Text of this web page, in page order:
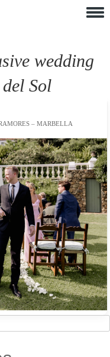
wedding
Sol
– MARBELLA